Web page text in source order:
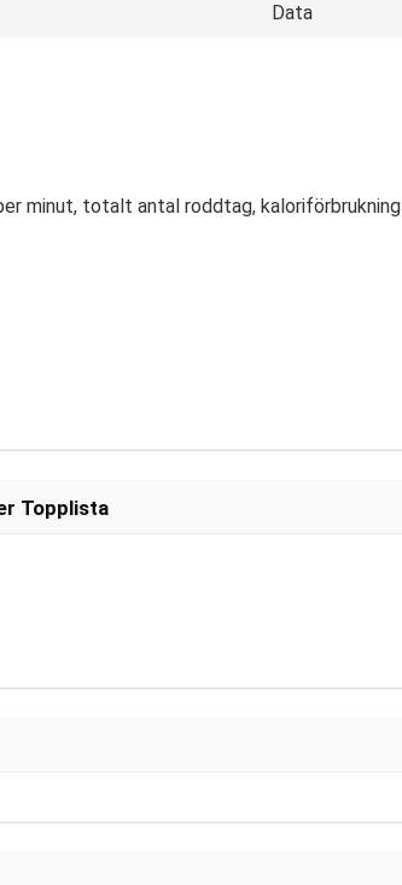
Data
minut, totalt antal roddtag, kaloriförbrukning
Topplista